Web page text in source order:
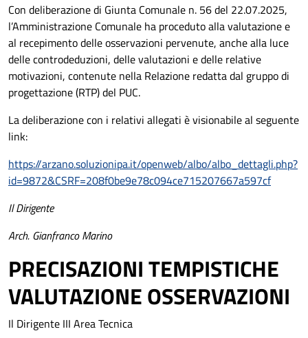
Con deliberazione di Giunta Comunale n. 56 del 22.07.2025,
l’Amministrazione Comunale ha proceduto alla valutazione e
al recepimento delle osservazioni pervenute, anche alla luce
delle controdeduzioni, delle valutazioni e delle relative
motivazioni, contenute nella Relazione redatta dal gruppo di
progettazione (RTP) del PUC.
La deliberazione con i relativi allegati è visionabile al seguente
link:
https://arzano.soluzionipa.it/openweb/albo/albo_dettagli.php?
id=9872&CSRF=208f0be9e78c094ce715207667a597cf
Il Dirigente
Arch. Gianfranco Marino
PRECISAZIONI TEMPISTICHE
VALUTAZIONE OSSERVAZIONI
Il Dirigente III Area Tecnica